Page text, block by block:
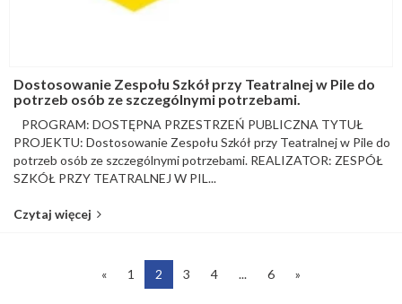
Dostosowanie Zespołu Szkół przy Teatralnej w Pile do
potrzeb osób ze szczególnymi potrzebami.
PROGRAM: DOSTĘPNA PRZESTRZEŃ PUBLICZNA TYTUŁ
PROJEKTU: Dostosowanie Zespołu Szkół przy Teatralnej w Pile do
potrzeb osób ze szczególnymi potrzebami. REALIZATOR: ZESPÓŁ
SZKÓŁ PRZY TEATRALNEJ W PIL...
Czytaj więcej
« 1 2 3 4 ... 6 »